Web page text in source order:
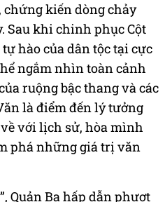
kiến dòng chảy
Sau khi chinh phục Cột
hào của dân tộc tại cực
ngắm nhìn toàn cảnh
ruộng bậc thang và các
là điểm đến lý tưởng
với lịch sử, hòa mình
phá những giá trị văn
Quản Bạ hấp dẫn phượt